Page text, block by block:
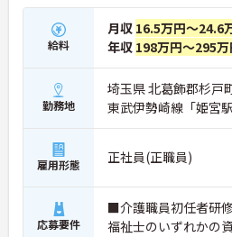
給料
月収 16.5万円～24.6
年収 198万円～295万
勤務地
埼玉県 北葛飾郡杉戸
東武伊勢崎線「姫宮
雇用形態 正社員(正職員)
応募要件
■介護職員初任者研
福祉士のいずれかの